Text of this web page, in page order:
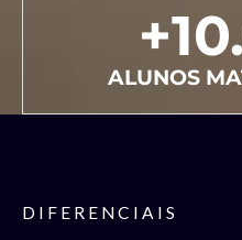
ALUNOS
+
DIFERENCIAIS